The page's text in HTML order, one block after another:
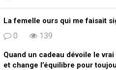
La femelle ours qui me faisait
0 139
Quand un cadeau dévoile le vrai
et change l’équilibre pour